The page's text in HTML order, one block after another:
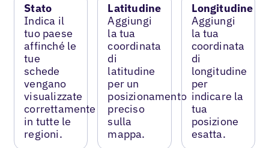
Stato
Indica il
tuo paese
affinché le
tue
schede
vengano
visualizzate
correttamente
in tutte le
regioni.
Latitudine
Aggiungi
la tua
coordinata
di
latitudine
per un
posizionamento
preciso
sulla
mappa.
Longitudine
Aggiungi
la tua
coordinata
di
longitudine
per
indicare la
tua
posizione
esatta.